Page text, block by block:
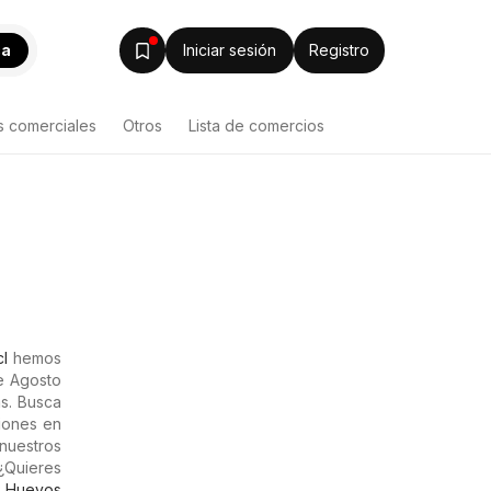
Iniciar sesión Registro
comerciales Otros Lista de comercios
hemos
Agosto
Busca
en